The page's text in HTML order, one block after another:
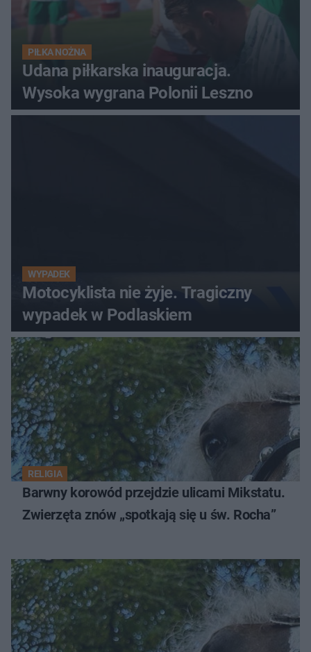
PIŁKA NOŻNA
Udana piłkarska inauguracja.
Wysoka wygrana Polonii Leszno
WYPADEK
Motocyklista nie żyje. Tragiczny
wypadek w Podlaskiem
RELIGIA
Barwny korowód przejdzie ulicami Mikstatu.
Zwierzęta znów „spotkają się u św. Rocha”